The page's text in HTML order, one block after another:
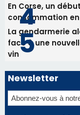
Les plus lus
Satine Nomary
Éclipse du 12
d'un spectacle
Éclipse du 12
profiter
En Corse, un
consommation